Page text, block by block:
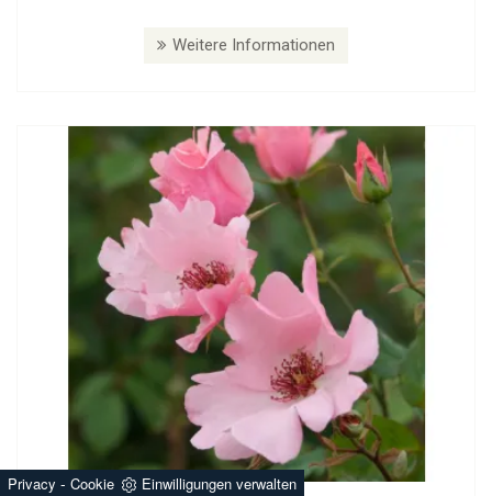
Weitere Informationen
Privacy - Cookie Einwilligungen verwalten